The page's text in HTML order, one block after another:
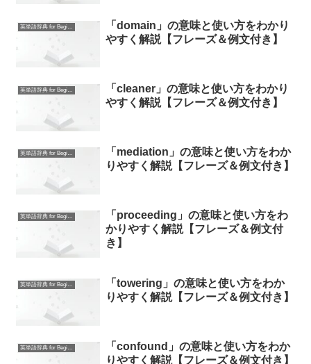
英単語辞典 for Beginners
「domain」の意味と使い方をわかり
やすく解説【フレーズ＆例文付き】
英単語辞典 for Beginners
「cleaner」の意味と使い方をわかり
やすく解説【フレーズ＆例文付き】
英単語辞典 for Beginners
「mediation」の意味と使い方をわか
りやすく解説【フレーズ＆例文付き】
英単語辞典 for Beginners
「proceeding」の意味と使い方をわ
かりやすく解説【フレーズ＆例文付
き】
英単語辞典 for Beginners
「towering」の意味と使い方をわか
りやすく解説【フレーズ＆例文付き】
英単語辞典 for Beginners
「confound」の意味と使い方をわか
りやすく解説【フレーズ＆例文付き】